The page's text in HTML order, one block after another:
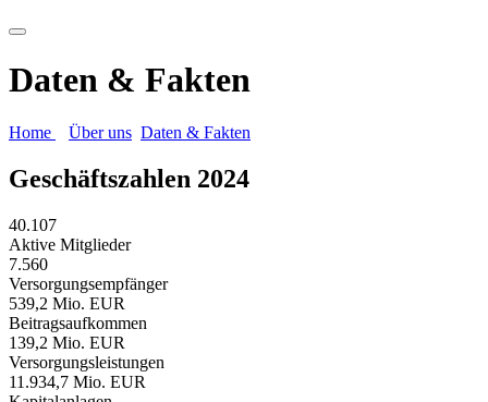
Daten & Fakten
Home Über uns Daten & Fakten
Geschäftszahlen 2024
40.107
Aktive Mitglieder
7.560
Versorgungsempfänger
539,2 Mio. EUR
Beitragsaufkommen
139,2 Mio. EUR
Versorgungsleistungen
11.934,7 Mio. EUR